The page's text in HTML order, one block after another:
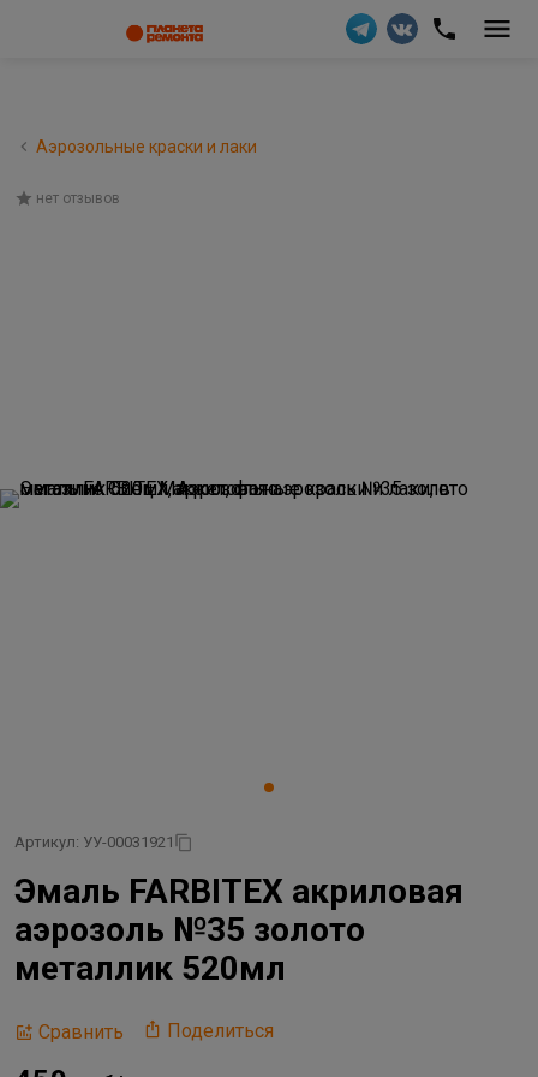
Аэрозольные краски и лаки
нет отзывов
Артикул: УУ-00031921
Эмаль FARBITEX акриловая
аэрозоль №35 золото
металлик 520мл
Сравнить Поделиться